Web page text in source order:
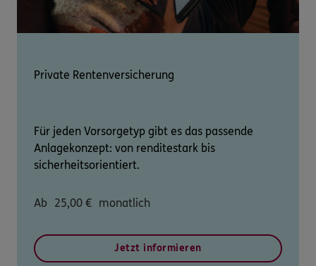
Private Rentenversicherung
Für jeden Vorsorgetyp gibt es das passende
Anlagekonzept: von renditestark bis
sicherheitsorientiert.
Ab 25,00 € monatlich
Jetzt informieren